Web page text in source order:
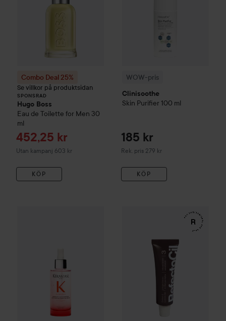
Combo Deal 25%
Se villkor på produktsidan
SPONSRAD
Hugo Boss
Eau de Toilette for Men 30
ml
Reapris
452,25 kr
Utan kampanj 603 kr
KÖP
WOW-pris
Clinisoothe
Skin Purifier 100 ml
185 kr
Rek. pris 279 kr
Rekommenderat pris 279 kr
KÖP
Serum Anti-Chute Fortifiant
RefectoCilEyelash